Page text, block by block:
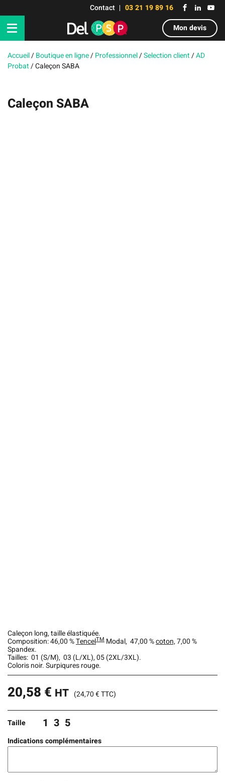
Contact
03 21 19 89 16
Mon devis
Accueil/Boutique en ligne/Professionnel/Selection client/AD
Probat/Caleçon SABA
Caleçon SABA
Caleçon long, taille élastiquée.
Composition: 46,00 %TencelTM Modal, 47,00 %coton,7,00 %
Spandex.
Tailles: 01 (S/M), 03 (L/XL), 05 (2XL/3XL).
Coloris noir. Surpiqures rouge.
20,58 € HT (24,70€TTC)
Taille 1 3 5
Indications complémentaires